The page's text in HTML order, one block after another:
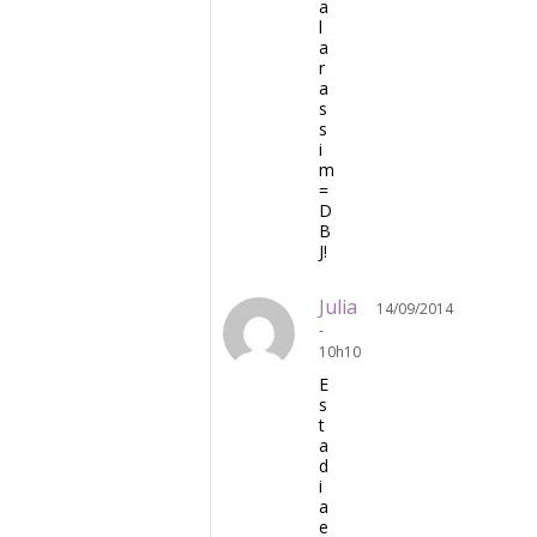
a
l
a
r
a
s
s
i
m
=
D
B
J!
Julia
14/09/2014
-
10h10
E
s
t
a
d
i
a
e